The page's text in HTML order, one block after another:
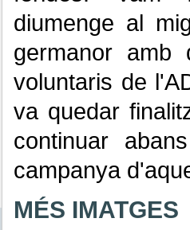
diumenge al
germanor amb
voluntaris de
va quedar
continuar
campanya
MÉS IMATGES